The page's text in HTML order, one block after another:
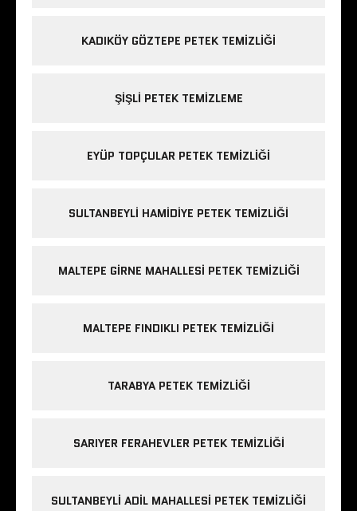
KADIKÖY GÖZTEPE PETEK TEMIZLIĞI
ŞIŞLI PETEK TEMIZLEME
EYÜP TOPÇULAR PETEK TEMIZLIĞI
SULTANBEYLI HAMIDIYE PETEK TEMIZLIĞI
MALTEPE GIRNE MAHALLESI PETEK TEMIZLIĞI
MALTEPE FINDIKLI PETEK TEMIZLIĞI
TARABYA PETEK TEMIZLIĞI
SARIYER FERAHEVLER PETEK TEMIZLIĞI
SULTANBEYLI ADIL MAHALLESI PETEK TEMIZLIĞI